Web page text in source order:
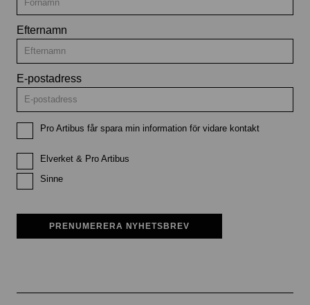
Efternamn
E-postadress
Pro Artibus får spara min information för vidare kontakt
Elverket & Pro Artibus
Sinne
PRENUMERERA NYHETSBREV